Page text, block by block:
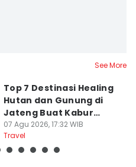
See More
Top 7 Destinasi Healing
Hutan dan Gunung di
Jateng Buat Kabur
Sejenak, Under Rp200
Ribu
07 Agu 2026, 17:32 WIB
Travel